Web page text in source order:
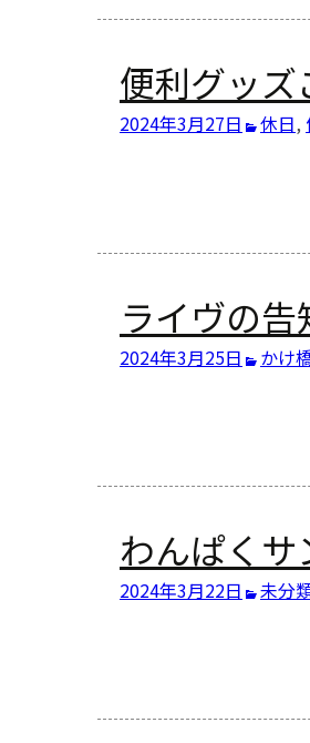
便利グッズ
2024年3月27日 休日,
ライヴの告
2024年3月25日 かけ
わんぱくサ
2024年3月22日 未分